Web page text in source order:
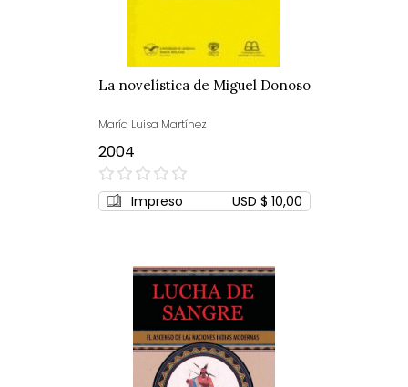
La novelística de Miguel Donoso
María Luisa Martínez
2004
0%
Impreso USD $ 10,00